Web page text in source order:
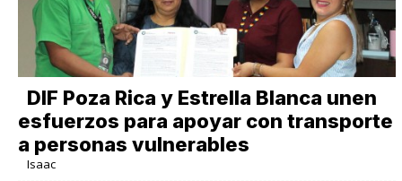
DIF Poza Rica y Estrella Blanca unen
esfuerzos para apoyar con transporte
a personas vulnerables
Isaac